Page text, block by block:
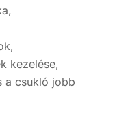
kezelése,
a csukló jobb